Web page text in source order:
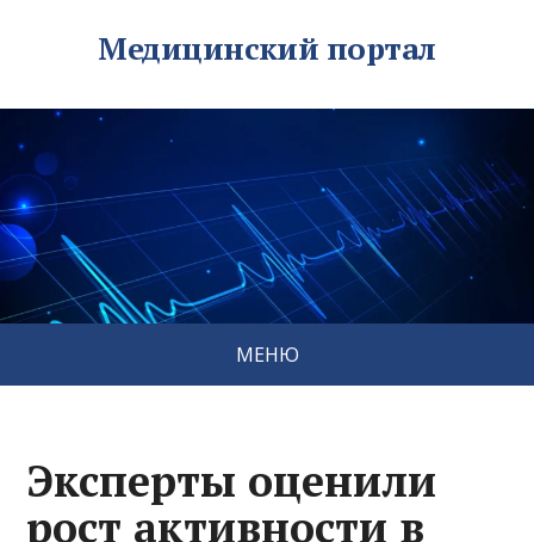
Медицинский портал
МЕНЮ
Эксперты оценили
рост активности в